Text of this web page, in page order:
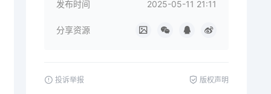
发布时间 2025-05-11 21:11
分享资源
投诉举报 版权声明